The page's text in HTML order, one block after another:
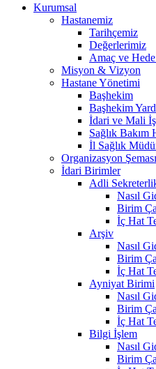
Kurumsal
Hastanemiz
Tarihçemiz
Değerlerimiz
Amaç ve
Misyon & Vizyon
Hastane Yönetimi
Başhekim
Başhekim
İdari ve Mali
Sağlık
İl Sağlık
Organizasyon Şeması
İdari Birimler
Adli
Nasıl
Birim
İç Hat
Arşiv
Nasıl
Birim
İç Hat
Ayniyat Birimi
Nasıl
Birim
İç Hat
Bilgi İşlem
Nasıl
Birim